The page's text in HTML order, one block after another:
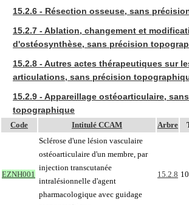
15.2.6 - Résection osseuse, sans
15.2.7 - Ablation, changement et
d'ostéosynthèse, sans précision
15.2.8 - Autres actes thérapeutiques sur
articulations, sans précision
15.2.9 - Appareillage ostéoarticulaire,
topographique
Code Intitulé CCAM Arbre
EZNH001
Sclérose d'une lésion vasculaire
ostéoarticulaire d'un membre, par
injection transcutanée
intralésionnelle d'agent
pharmacologique avec guidage
15.2.8